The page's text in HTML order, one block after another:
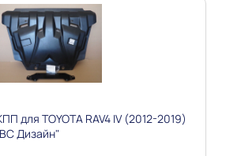
характеристиках,
стране изготовления, внешнем
носит справочный характер и
доступных к моменту
для TOYOTA RAV4 IV (2012-2019)
Дизайн"